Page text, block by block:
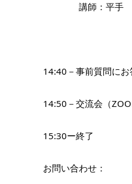
講師：平手　大
兼 オンコロ
14:40－事前質問にお
14:50－交流会（
15:30ー終了
お問い合わせ：